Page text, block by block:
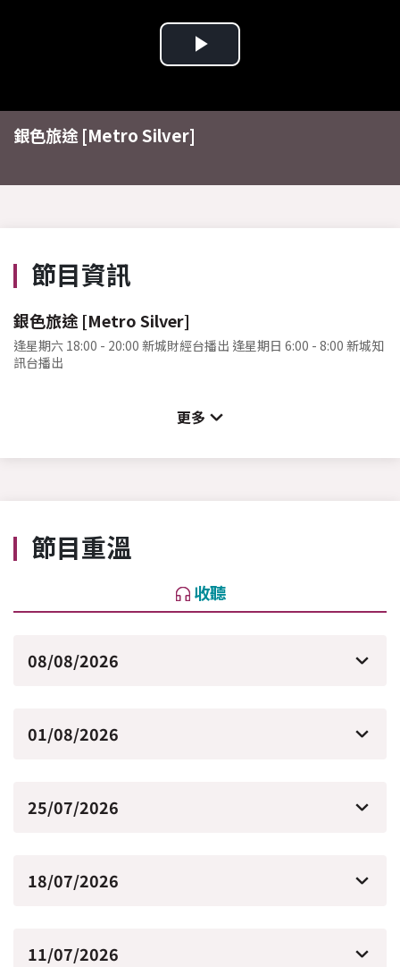
Play
Video
銀色旅途 [Metro Silver]
節目資訊
銀色旅途 [Metro Silver]
逢星期六 18:00 - 20:00 新城財經台播出 逢星期日 6:00 - 8:00 新城知
訊台播出
更多
節目重溫
收聽
08/08/2026
01/08/2026
25/07/2026
18/07/2026
11/07/2026